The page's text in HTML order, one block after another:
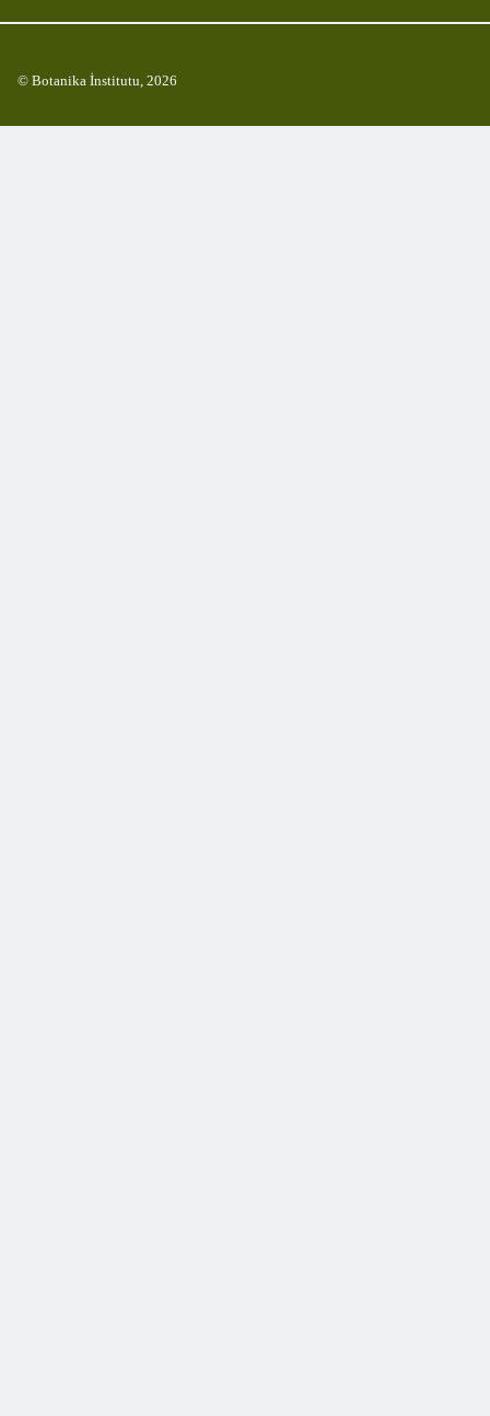
© Botanika İnstitutu, 2026